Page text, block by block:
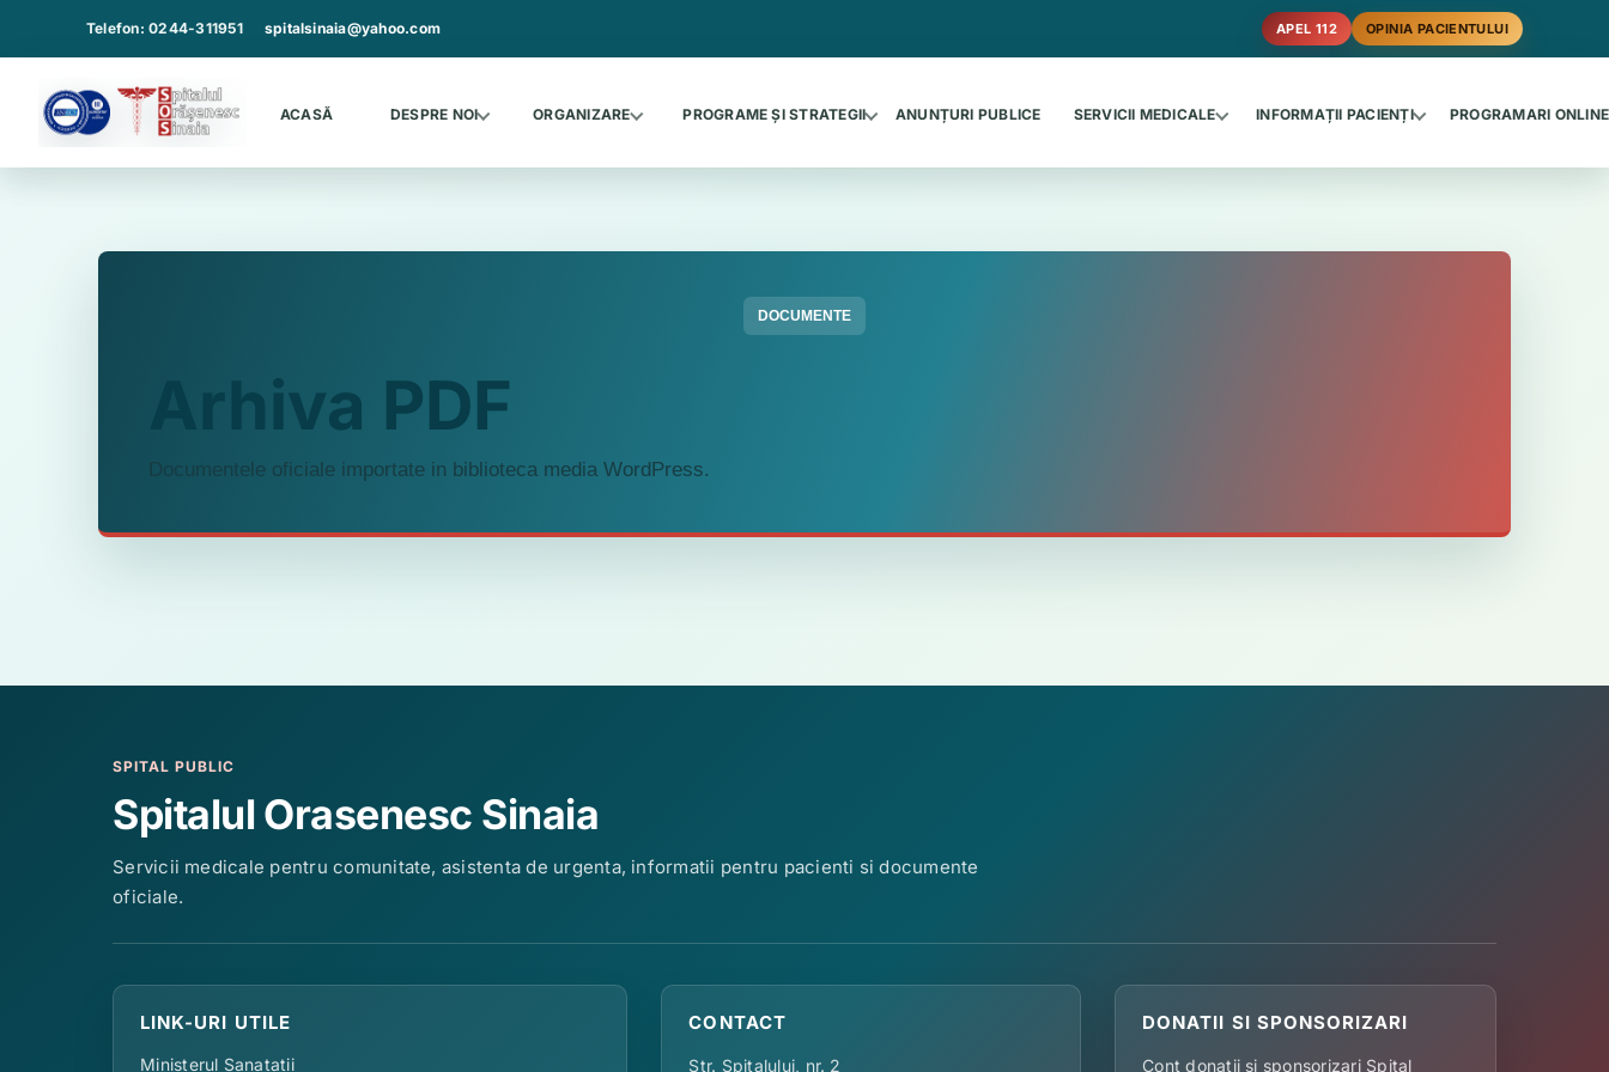
Telefon: 0244-311951 spitalsinaia@yahoo.com APEL 112 OPINIA PACIENTULUI
ACASĂ DESPRE NOI ORGANIZARE PROGRAME ȘI STRATEGII ANUNȚURI PUBLICE SERVICII MEDICALE INFORMAȚII PACIENȚI PROGRAMARI ONLINE
DOCUMENTE
Arhiva PDF
Documentele oficiale importate in biblioteca media WordPress.
SPITAL PUBLIC
Spitalul Orasenesc Sinaia
Servicii medicale pentru comunitate, asistenta de urgenta, informatii pentru pacienti si documente
oficiale.
LINK-URI UTILE
Ministerul Sanatatii
CONTACT
Str. Spitalului, nr. 2
DONATII SI SPONSORIZARI
Cont donatii si sponsorizari Spital